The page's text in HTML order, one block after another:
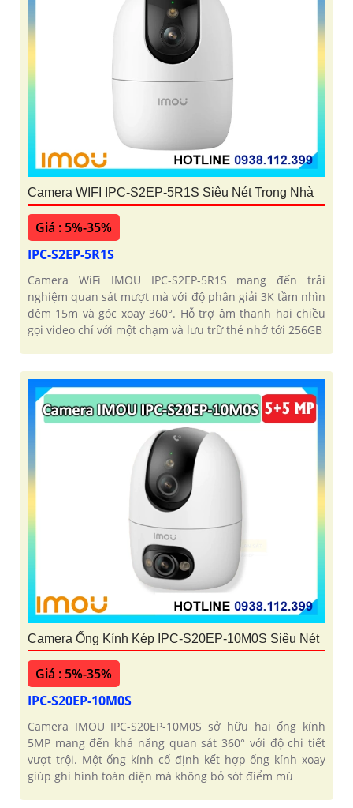
Camera WIFI IPC-S2EP-5R1S Siêu Nét Trong Nhà
Giá : 5%-35%
IPC-S2EP-5R1S
Camera WiFi IMOU IPC-S2EP-5R1S mang đến trải
nghiệm quan sát mượt mà với độ phân giải 3K tầm nhìn
đêm 15m và góc xoay 360°. Hỗ trợ âm thanh hai chiều
gọi video chỉ với một chạm và lưu trữ thẻ nhớ tới 256GB
Camera Ống Kính Kép IPC-S20EP-10M0S Siêu Nét
Giá : 5%-35%
IPC-S20EP-10M0S
Camera IMOU IPC-S20EP-10M0S sở hữu hai ống kính
5MP mang đến khả năng quan sát 360° với độ chi tiết
vượt trội. Một ống kính cố định kết hợp ống kính xoay
giúp ghi hình toàn diện mà không bỏ sót điểm mù